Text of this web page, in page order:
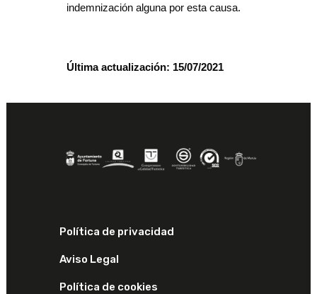
indemnización alguna por esta causa.
Última actualización: 15/07/2021
Política de privacidad
Aviso Legal
Política de cookies